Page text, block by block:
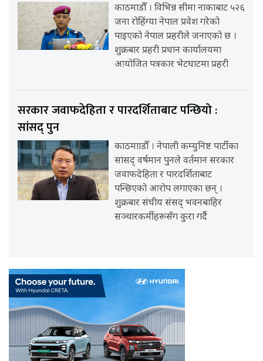
काठमाडौँ । विभिन्न सीमा नाकाबाट ५२६
जना रोहिंग्या नेपाल प्रवेश गरेको
पाइएको नेपाल प्रहरीले जनाएको छ ।
शुक्रबार प्रहरी प्रधान कार्यालयमा
आयोजित पत्रकार भेटघाटमा प्रहरी
सरकार जवाफदेहिता र पारदर्शिताबाट पन्छियो :
सांसद् पुन
काठमााडौँ । नेपाली कम्युनिष्ट पार्टीका
सांसद् वर्षमान पुनले वर्तमान सरकार
जवाफदेहिता र पारदर्शिताबाट
पन्छिएको आरोप लगाएका छन् ।
शुक्रबार संघीय संसद् भवनबाहिर
सञ्चारकर्मीहरूसँग कुरा गर्दै